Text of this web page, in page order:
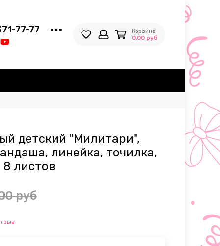
77-77
Корзина
0.00 руб
детский "Милитари",
линейка, точилка,
8 листов
руб